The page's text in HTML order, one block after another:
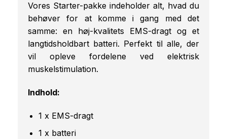
Vores Starter-pakke indeholder alt, hvad du
behøver for at komme i gang med det
samme: en høj-kvalitets EMS-dragt og et
langtidsholdbart batteri. Perfekt til alle, der
vil opleve fordelene ved elektrisk
muskelstimulation.
Indhold:
1 x EMS-dragt
1 x batteri